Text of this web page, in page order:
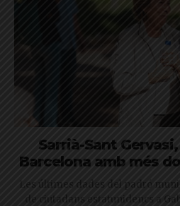
Sarrià-Sant
Barcelona amb més
Les últimes dades del padró
de ciutadans estatunidencs a